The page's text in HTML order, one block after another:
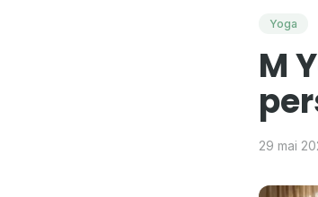
Yoga
M
29 mai